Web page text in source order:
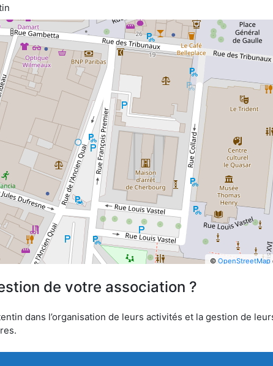
© OpenStreetMap
de votre association ?
dans l’organisation de leurs activités et la gestion de